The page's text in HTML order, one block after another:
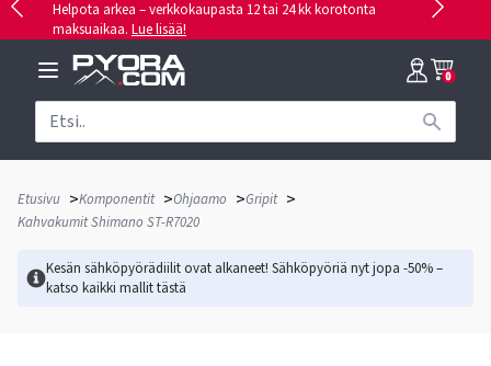
Helpota arkea – verkkokaupasta 12 tai 24 kk korotonta
maksuaikaa. Lue lisää!
0
Etusivu >Komponentit >Ohjaamo >Gripit >
Kahvakumit Shimano ST-R7020
Kesän sähköpyörädiilit ovat alkaneet! Sähköpyöriä nyt jopa -50% –
katso kaikki mallittästä